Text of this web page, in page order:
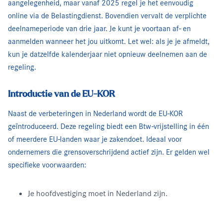
aangelegenheid, maar vanaf 2025 regel je het eenvoudig
online via de Belastingdienst. Bovendien vervalt de verplichte
deelnameperiode van drie jaar. Je kunt je voortaan af- en
aanmelden wanneer het jou uitkomt. Let wel: als je je afmeldt,
kun je datzelfde kalenderjaar niet opnieuw deelnemen aan de
regeling.
Introductie van de EU-KOR
Naast de verbeteringen in Nederland wordt de EU-KOR
geïntroduceerd. Deze regeling biedt een Btw-vrijstelling in één
of meerdere EU-landen waar je zakendoet. Ideaal voor
ondernemers die grensoverschrijdend actief zijn. Er gelden wel
specifieke voorwaarden:
Je hoofdvestiging moet in Nederland zijn.